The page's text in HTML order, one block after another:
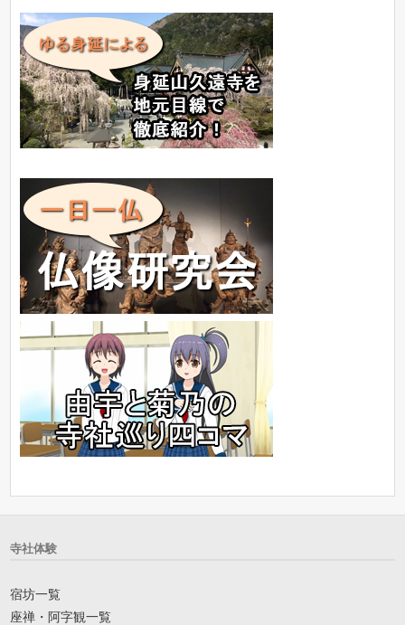
寺社体験
宿坊一覧
座禅・阿字観一覧